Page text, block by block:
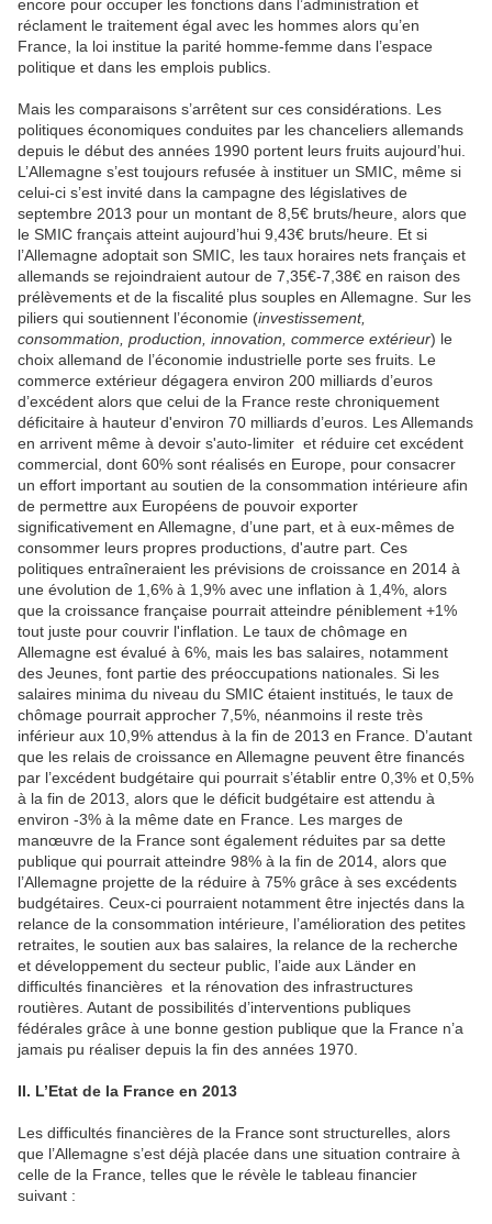
encore pour occuper les fonctions dans l’administration et
réclament le traitement égal avec les hommes alors qu’en
France, la loi institue la parité homme-femme dans l’espace
politique et dans les emplois publics.
Mais les comparaisons s’arrêtent sur ces considérations. Les
politiques économiques conduites par les chanceliers allemands
depuis le début des années 1990 portent leurs fruits aujourd’hui.
L’Allemagne s’est toujours refusée à instituer un SMIC, même si
celui-ci s’est invité dans la campagne des législatives de
septembre 2013 pour un montant de 8,5€ bruts/heure, alors que
le SMIC français atteint aujourd’hui 9,43€ bruts/heure. Et si
l’Allemagne adoptait son SMIC, les taux horaires nets français et
allemands se rejoindraient autour de 7,35€-7,38€ en raison des
prélèvements et de la fiscalité plus souples en Allemagne. Sur les
piliers qui soutiennent l’économie (investissement,
consommation, production, innovation, commerce extérieur) le
choix allemand de l’économie industrielle porte ses fruits. Le
commerce extérieur dégagera environ 200 milliards d’euros
d’excédent alors que celui de la France reste chroniquement
déficitaire à hauteur d'environ 70 milliards d’euros. Les Allemands
en arrivent même à devoir s'auto-limiter et réduire cet excédent
commercial, dont 60% sont réalisés en Europe, pour consacrer
un effort important au soutien de la consommation intérieure afin
de permettre aux Européens de pouvoir exporter
significativement en Allemagne, d’une part, et à eux-mêmes de
consommer leurs propres productions, d'autre part. Ces
politiques entraîneraient les prévisions de croissance en 2014 à
une évolution de 1,6% à 1,9% avec une inflation à 1,4%, alors
que la croissance française pourrait atteindre péniblement +1%
tout juste pour couvrir l'inflation. Le taux de chômage en
Allemagne est évalué à 6%, mais les bas salaires, notamment
des Jeunes, font partie des préoccupations nationales. Si les
salaires minima du niveau du SMIC étaient institués, le taux de
chômage pourrait approcher 7,5%, néanmoins il reste très
inférieur aux 10,9% attendus à la fin de 2013 en France. D’autant
que les relais de croissance en Allemagne peuvent être financés
par l’excédent budgétaire qui pourrait s’établir entre 0,3% et 0,5%
à la fin de 2013, alors que le déficit budgétaire est attendu à
environ -3% à la même date en France. Les marges de
manœuvre de la France sont également réduites par sa dette
publique qui pourrait atteindre 98% à la fin de 2014, alors que
l’Allemagne projette de la réduire à 75% grâce à ses excédents
budgétaires. Ceux-ci pourraient notamment être injectés dans la
relance de la consommation intérieure, l’amélioration des petites
retraites, le soutien aux bas salaires, la relance de la recherche
et développement du secteur public, l’aide aux Länder en
difficultés financières et la rénovation des infrastructures
routières. Autant de possibilités d’interventions publiques
fédérales grâce à une bonne gestion publique que la France n’a
jamais pu réaliser depuis la fin des années 1970.
II. L’Etat de la France en 2013
Les difficultés financières de la France sont structurelles, alors
que l’Allemagne s’est déjà placée dans une situation contraire à
celle de la France, telles que le révèle le tableau financier
suivant :